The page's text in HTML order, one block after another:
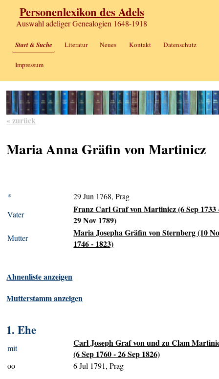
Personenlexikon des Adels
Auswahl adeliger Genealogien 1648-1918
Start & Suche Literatur Neues Kontakt Datenschutz
Impressum
« zurück
Maria Anna Gräfin von Martinicz
*
29 Jun 1768, Prag
Vater
Franz Carl Graf von Martinicz (6 Sep 1733
29 Nov 1789)
Mutter
Maria Josepha Gräfin von Sternberg (10
1746 - 1823)
Ahnenliste anzeigen
Mutterstamm anzeigen
1. Ehe
mit
Carl Joseph Graf von und zu Clam
(6 Sep 1760 - 26 Sep 1826)
oo 6 Jul 1791, Prag